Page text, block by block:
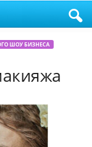
ШОУ БИЗНЕСА